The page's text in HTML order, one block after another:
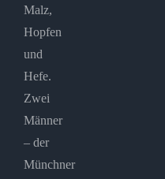
Malz,
Hopfen
und
Hefe.
Zwei
Männer
– der
Münchner